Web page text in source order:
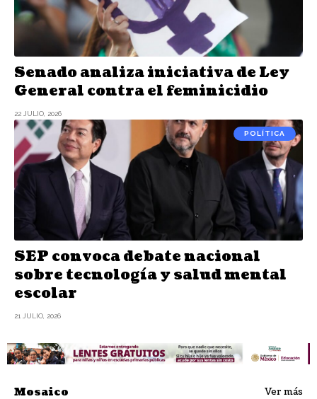
Senado analiza iniciativa de Ley
General contra el feminicidio
22 JULIO, 2026
POLÍTICA
SEP convoca debate nacional
sobre tecnología y salud mental
escolar
21 JULIO, 2026
Mosaico Ver más